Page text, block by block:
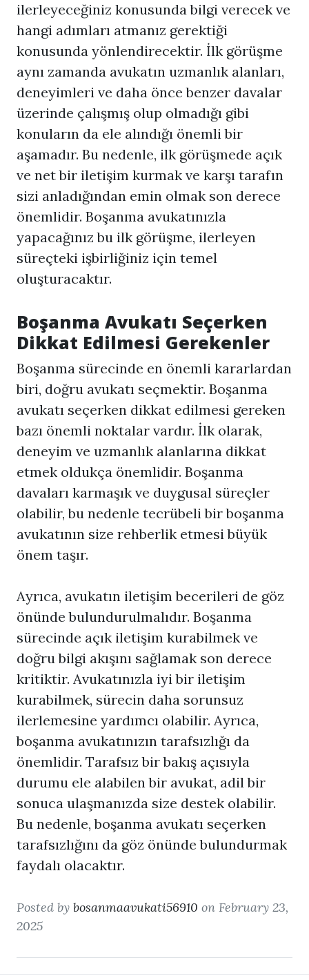
ilerleyeceğiniz konusunda bilgi verecek ve
hangi adımları atmanız gerektiği
konusunda yönlendirecektir. İlk görüşme
aynı zamanda avukatın uzmanlık alanları,
deneyimleri ve daha önce benzer davalar
üzerinde çalışmış olup olmadığı gibi
konuların da ele alındığı önemli bir
aşamadır. Bu nedenle, ilk görüşmede açık
ve net bir iletişim kurmak ve karşı tarafın
sizi anladığından emin olmak son derece
önemlidir. Boşanma avukatınızla
yapacağınız bu ilk görüşme, ilerleyen
süreçteki işbirliğiniz için temel
oluşturacaktır.
Boşanma Avukatı Seçerken
Dikkat Edilmesi Gerekenler
Boşanma sürecinde en önemli kararlardan
biri, doğru avukatı seçmektir. Boşanma
avukatı seçerken dikkat edilmesi gereken
bazı önemli noktalar vardır. İlk olarak,
deneyim ve uzmanlık alanlarına dikkat
etmek oldukça önemlidir. Boşanma
davaları karmaşık ve duygusal süreçler
olabilir, bu nedenle tecrübeli birboşanma
avukatının size rehberlik etmesi büyük
önem taşır.
Ayrıca, avukatın iletişim becerileri de göz
önünde bulundurulmalıdır. Boşanma
sürecinde açık iletişim kurabilmek ve
doğru bilgi akışını sağlamak son derece
kritiktir. Avukatınızla iyi bir iletişim
kurabilmek, sürecin daha sorunsuz
ilerlemesine yardımcı olabilir. Ayrıca,
boşanma avukatınızın tarafsızlığı da
önemlidir. Tarafsız bir bakış açısıyla
durumu ele alabilen bir avukat, adil bir
sonuca ulaşmanızda size destek olabilir.
Bu nedenle,boşanma avukatı seçerken
tarafsızlığını da göz önünde bulundurmak
faydalı olacaktır.
Posted by bosanmaavukati56910 on February 23,
2025